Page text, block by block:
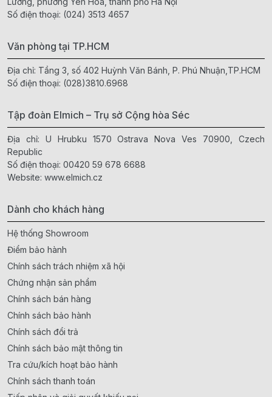
Số điện thoại: (024) 3513 4657
Văn phòng tại TP.HCM
Địa chỉ: Tầng 3, số 402 Huỳnh Văn Bánh, P. Phú Nhuận,TP.HCM
Số điện thoại: (028)3810.6968
Tập đoàn Elmich – Trụ sở Cộng hòa Séc
Địa chỉ: U Hrubku 1570 Ostrava Nova Ves 70900, Czech
Republic
Số điện thoại: 00420 59 678 6688
Website: www.elmich.cz
Dành cho khách hàng
Hệ thống Showroom
Điểm bảo hành
Chính sách trách nhiệm xã hội
Chứng nhận sản phẩm
Chính sách bán hàng
Chính sách bảo hành
Chính sách đổi trả
Chính sách bảo mật thông tin
Tra cứu/kích hoạt bảo hành
Chính sách thanh toán